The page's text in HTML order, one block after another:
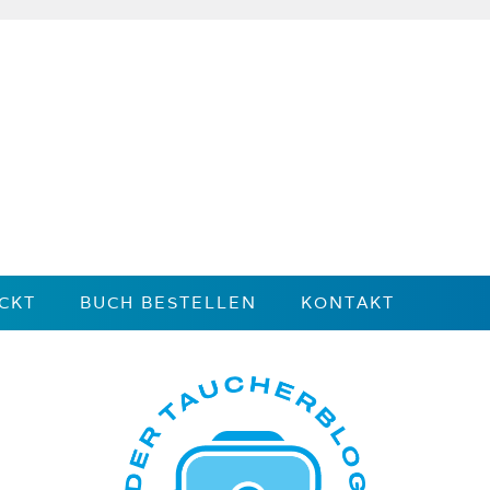
BUCH BESTELLEN KONTAKT